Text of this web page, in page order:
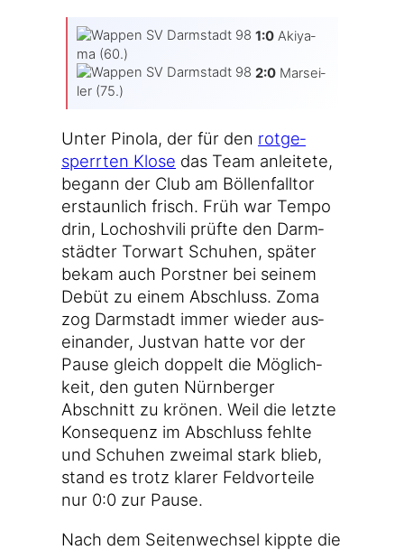
1:0Aki­ya­
ma (60.)
2:0Mar­sei­
ler (75.)
Unter Pino­la, der für den rot­ge­
sperr­ten Klo­se das Team anlei­te­te,
begann der Club am Böl­len­fall­tor
erstaun­lich frisch. Früh war Tem­po
drin, Loch­osh­vi­li prüf­te den Darm­
städ­ter Tor­wart Schu­hen, spä­ter
bekam auch Porst­ner bei sei­nem
Debüt zu einem Abschluss. Zoma
zog Darm­stadt immer wie­der aus­
ein­an­der, Jus­t­van hat­te vor der
Pau­se gleich dop­pelt die Mög­lich­
keit, den guten Nürn­ber­ger
Abschnitt zu krö­nen. Weil die letz­te
Kon­se­quenz im Abschluss fehl­te
und Schu­hen zwei­mal stark blieb,
stand es trotz kla­rer Feld­vor­tei­le
nur 0:0 zur Pause.
Nach dem Sei­ten­wech­sel kipp­te die